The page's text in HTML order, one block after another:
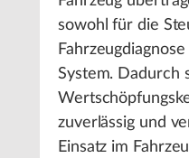
sowohl für die
System. Dadurch
zuverlässig und
Einsatz im